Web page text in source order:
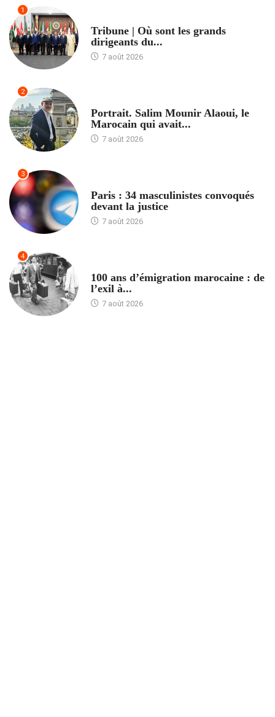
1
Tribune | Où sont les grands
dirigeants du...
7 août 2026
2
Portrait. Salim Mounir Alaoui, le
Marocain qui avait...
7 août 2026
3
Paris : 34 masculinistes convoqués
devant la justice
7 août 2026
4
100 ans d’émigration marocaine : de
l’exil à...
7 août 2026